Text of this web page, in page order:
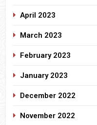
April 2023
March 2023
February 2023
January 2023
December 2022
November 2022